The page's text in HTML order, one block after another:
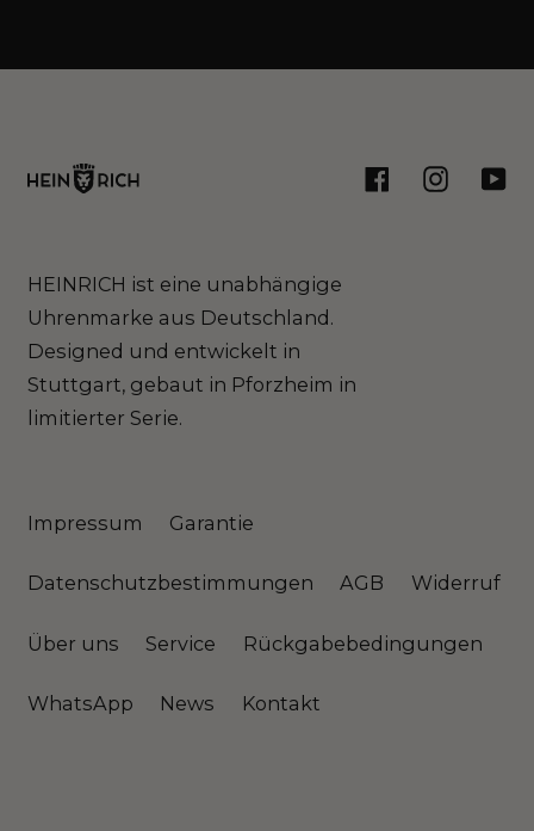
FacebookInstagram
HEINRICH ist eine unabhängige
Uhrenmarke aus Deutschland.
Designed und entwickelt in
Stuttgart, gebaut in Pforzheim in
limitierter Serie.
Impressum Garantie
Datenschutzbestimmungen AGB Widerruf
Über uns Service Rückgabebedingungen
WhatsApp News Kontakt